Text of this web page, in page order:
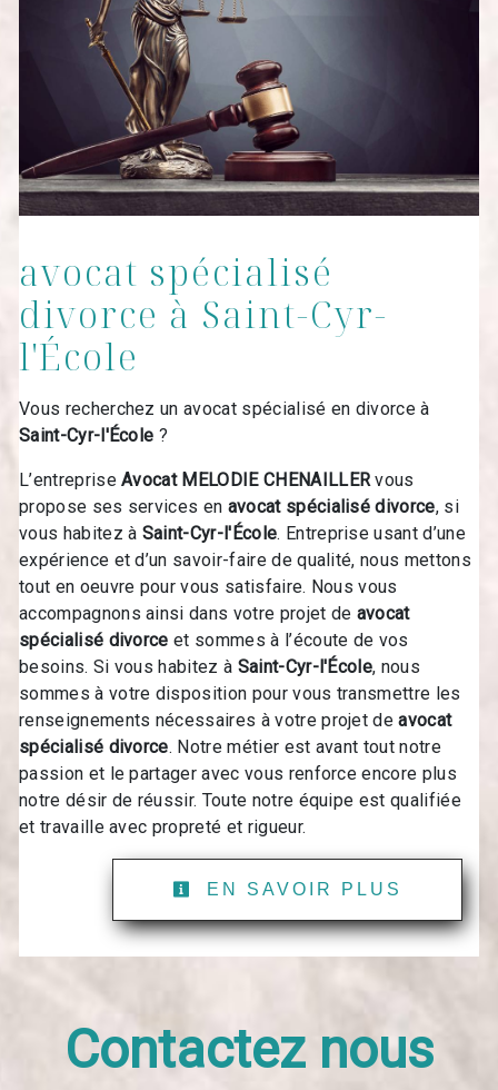
avocat spécialisé
divorce à Saint-Cyr-
l'École
Vous recherchez un avocat spécialisé en divorce à
Saint-Cyr-l'École ?
L’entrepriseAvocat MELODIE CHENAILLERvous
propose ses services en avocat spécialisé divorce, si
vous habitez à Saint-Cyr-l'École. Entreprise usant d’une
expérience et d’un savoir-faire de qualité, nous mettons
tout en oeuvre pour vous satisfaire. Nous vous
accompagnons ainsi dans votre projet de avocat
spécialisé divorce et sommes à l’écoute de vos
besoins. Si vous habitez à Saint-Cyr-l'École, nous
sommes à votre disposition pour vous transmettre les
renseignements nécessaires à votre projet deavocat
spécialisé divorce. Notre métier est avant tout notre
passion et le partager avec vous renforce encore plus
notre désir de réussir. Toute notre équipe est qualifiée
et travaille avec propreté et rigueur.
EN SAVOIR PLUS
Contactez nous